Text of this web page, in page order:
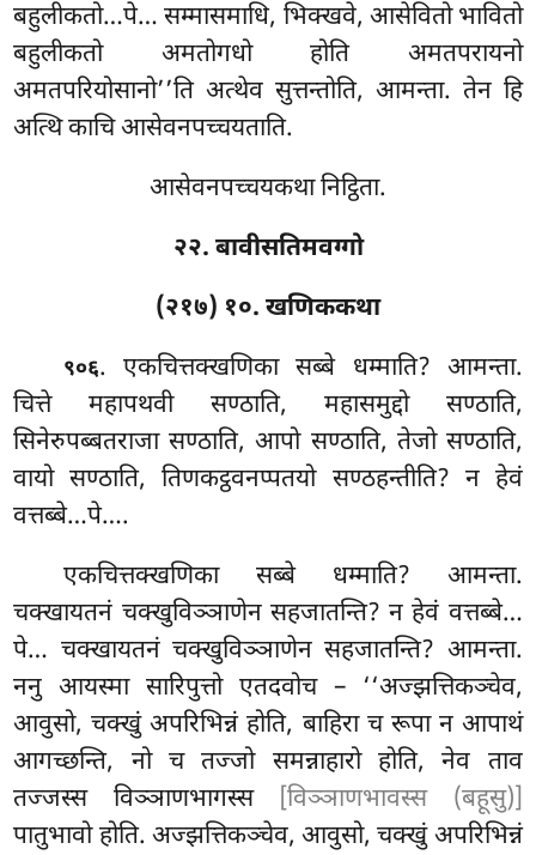
बहुलीकतो…पे… सम्मासमाधि, भिक्खवे, आसेवितो भावितो
बहुलीकतो अमतोगधोहोति अमतपरायनो
अमतपरियोसानो’’ति अत्थेव सुत्तन्तोति, आमन्ता. तेन हि
अत्थि काचि आसेवनपच्चयताति.
आसेवनपच्चयकथा निट्ठिता.
२२. बावीसतिमवग्गो
(२१७) १०. खणिककथा
९०६. एकचित्तक्खणिका सब्बे धम्माति? आमन्ता.
चित्ते महापथवी सण्ठाति, महासमुद्दो सण्ठाति,
सिनेरुपब्बतराजा सण्ठाति, आपो सण्ठाति, तेजो सण्ठाति,
वायो सण्ठाति, तिणकट्ठवनप्पतयो सण्ठहन्तीति? न हेवं
वत्तब्बे…पे….
एकचित्तक्खणिका सब्बे धम्माति? आमन्ता.
चक्खायतनं चक्खुविञ्ञाणेन सहजातन्ति? न हेवं वत्तब्बे…
पे… चक्खायतनं चक्खुविञ्ञाणेन सहजातन्ति? आमन्ता.
ननु आयस्मा सारिपुत्तो एतदवोच – ‘‘अज्झत्तिकञ्चेव,
आवुसो, चक्खुं अपरिभिन्नं होति, बाहिरा च रूपा न आपाथं
आगच्छन्ति, नो च तज्जो समन्नाहारो होति, नेव ताव
तज्जस्स विञ्ञाणभागस्स
[विञ्ञाणभावस्स (बहूसु)]
पातुभावो होति. अज्झत्तिकञ्चेव, आवुसो, चक्खुं अपरिभिन्नं